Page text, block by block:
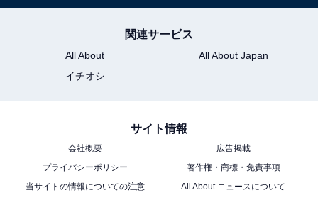
関連サービス
All About
All About Japan
イチオシ
サイト情報
会社概要
広告掲載
プライバシーポリシー
著作権・商標・免責事項
当サイトの情報についての注意
All About ニュースについて